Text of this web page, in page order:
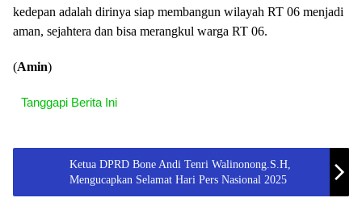
kedepan adalah dirinya siap membangun wilayah RT 06 menjadi
aman, sejahtera dan bisa merangkul warga RT 06.
(Amin)
Tanggapi Berita Ini
Ketua DPRD Bone Andi Tenri Walinonong.S.H,
Mengucapkan Selamat Hari Pers Nasional 2025